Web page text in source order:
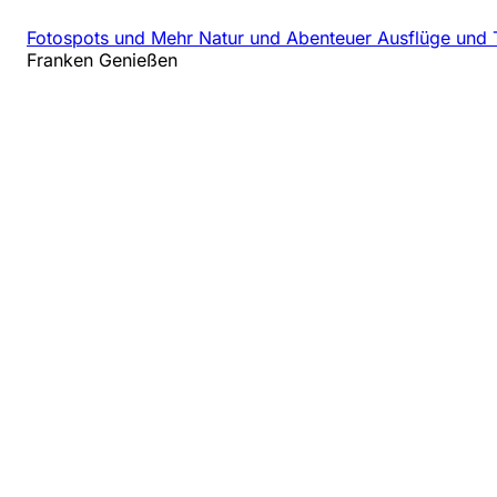
Fotospots und Mehr Natur und Abenteuer Ausflüge und
Franken Genießen